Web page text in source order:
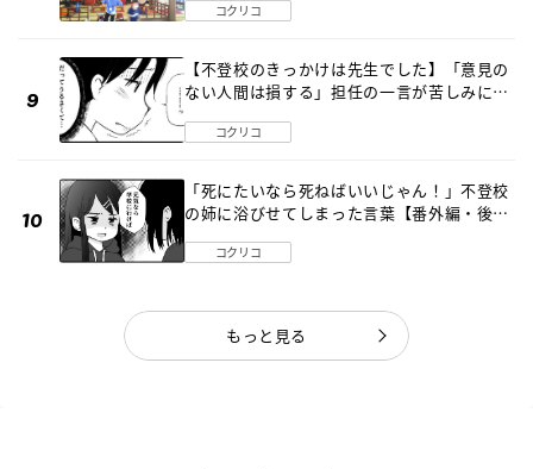
コクリコ
【不登校のきっかけは先生でした】「意見の
ない人間は損する」担任の一言が苦しみに…
コクリコ
「死にたいなら死ねばいいじゃん！」不登校
の姉に浴びせてしまった言葉【番外編・後
コクリコ
もっと見る